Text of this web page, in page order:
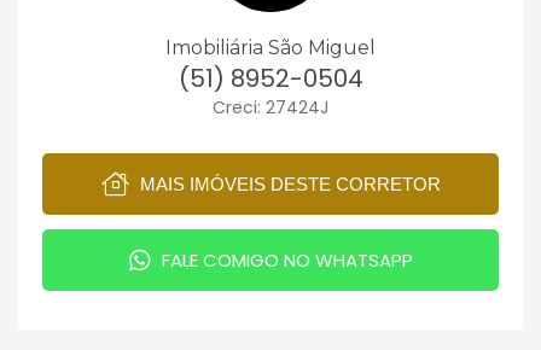
Imobiliária São Miguel
(51) 8952-0504
Creci: 27424J
MAIS IMÓVEIS DESTE CORRETOR
FALE COMIGO NO WHATSAPP